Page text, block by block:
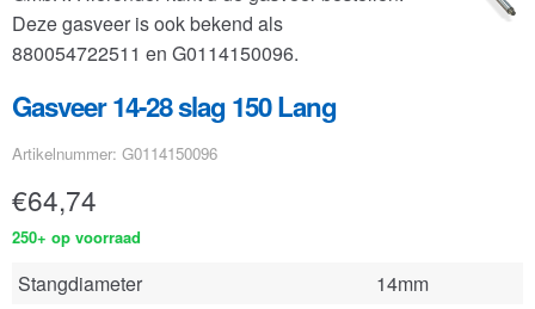
Deze gasveer is ook bekend als
880054722511 en G0114150096.
Gasveer 14-28 slag 150 Lang
Artikelnummer: G0114150096
€64,74
250+ op voorraad
Stangdiameter
14mm